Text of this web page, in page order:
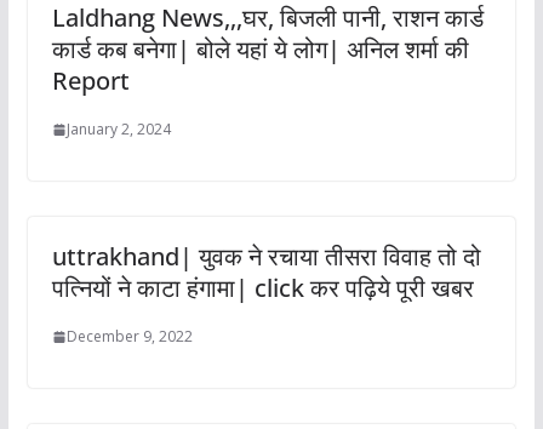
Laldhang News,,,घर, बिजली पानी, राशन कार्ड
कार्ड कब बनेगा| बोले यहां ये लोग| अनिल शर्मा की
Report
January 2, 2024
uttrakhand| युवक ने रचाया तीसरा विवाह तो दो
पत्नियों ने काटा हंगामा| click कर पढ़िये पूरी खबर
December 9, 2022